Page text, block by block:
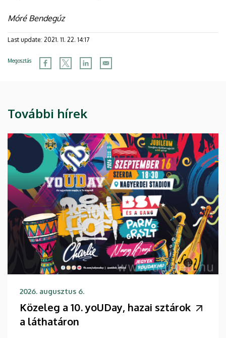
Móré Bendegúz
Last update: 2021. 11. 22. 14:17
Megosztás
További hírek
2026. augusztus 6.
Közeleg a 10. yoUDay, hazai sztárok
a láthatáron